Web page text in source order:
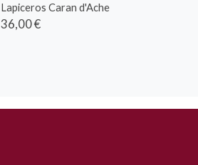
Lapiceros Caran d'Ache
36,00 €